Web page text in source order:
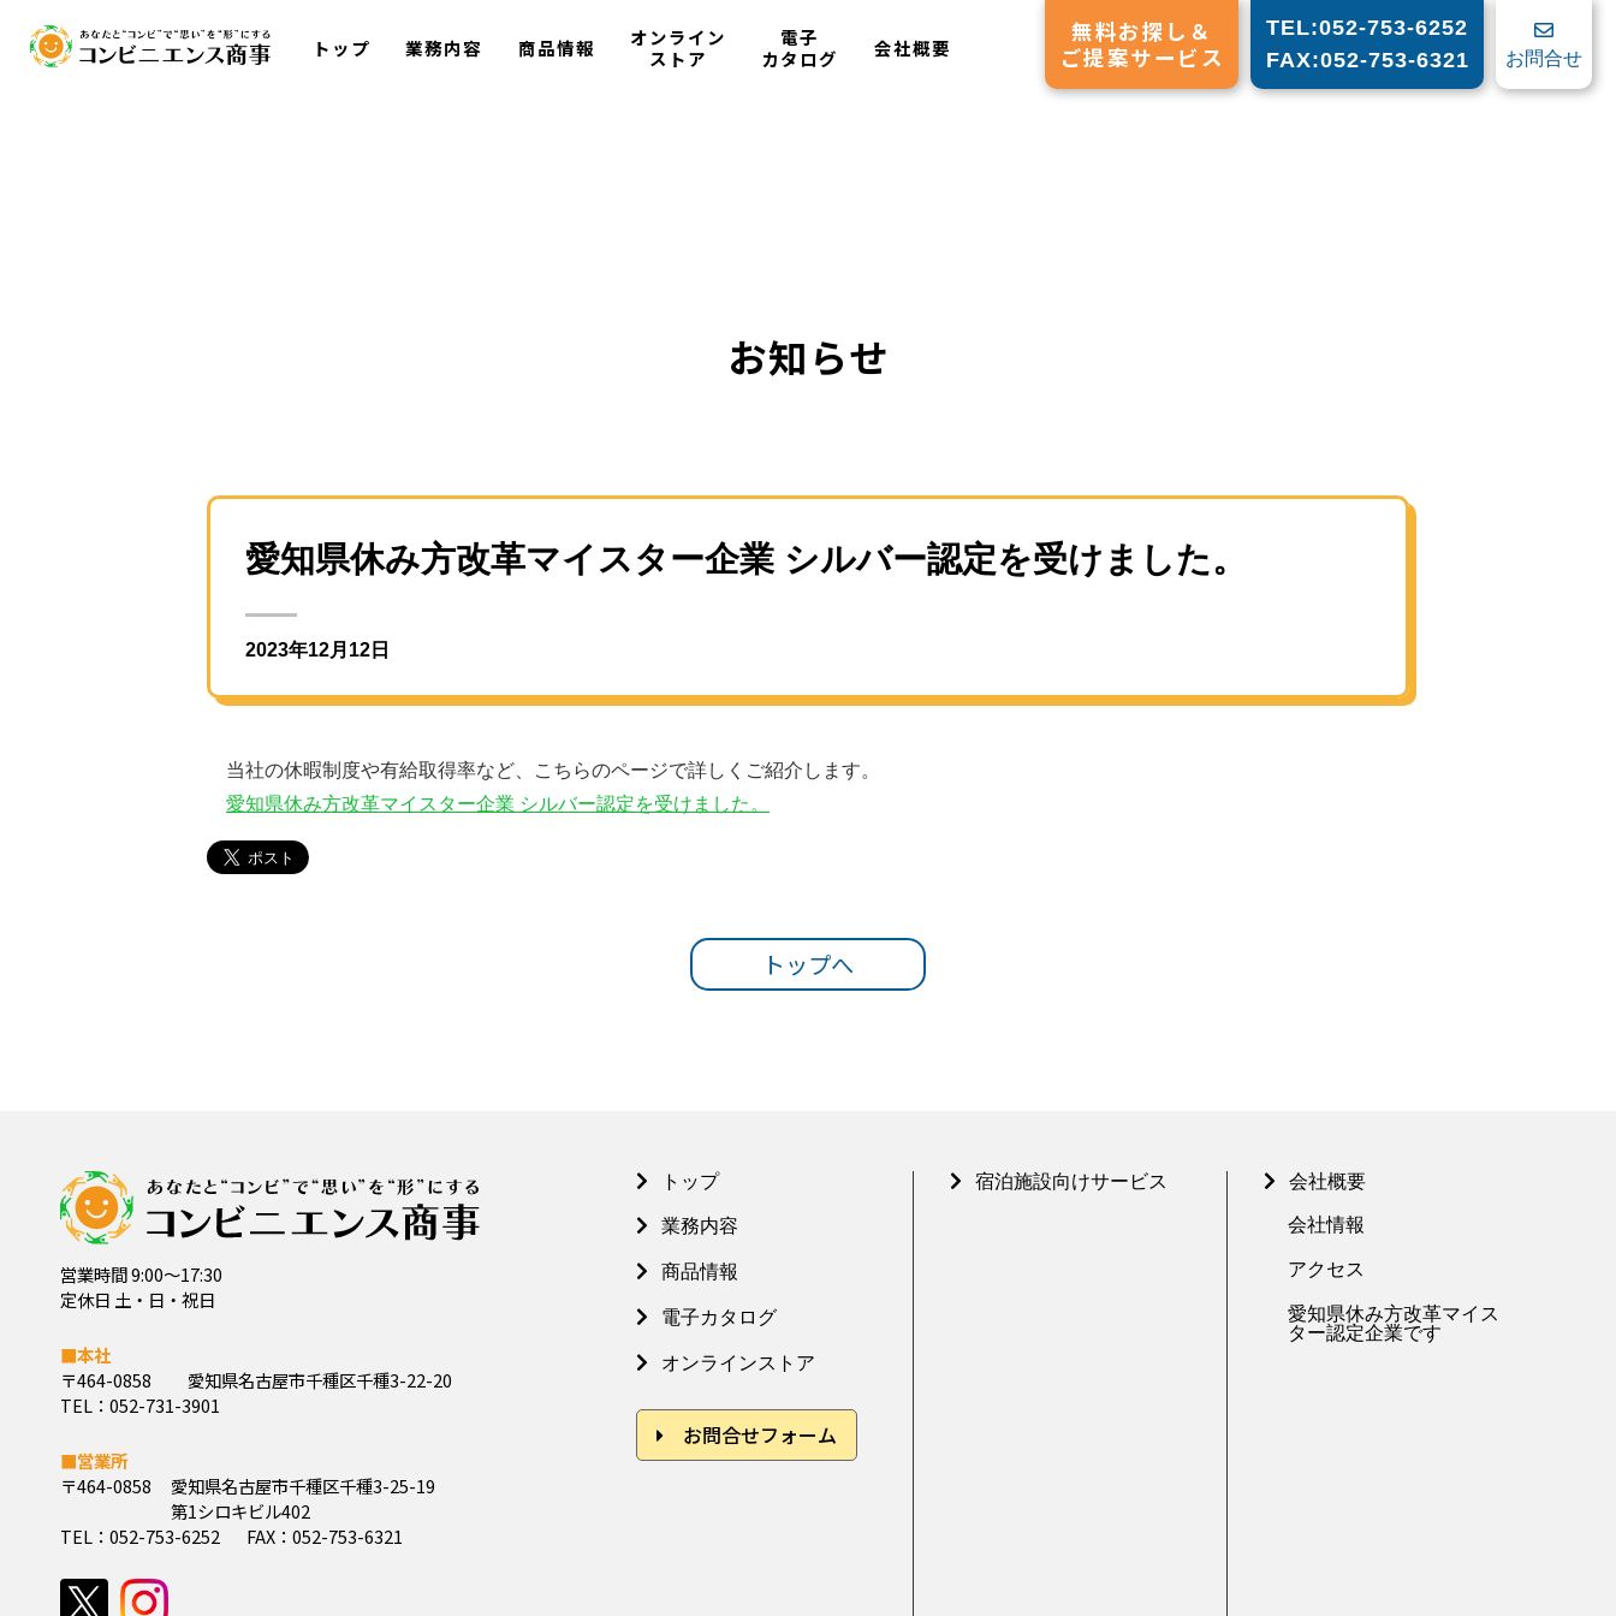
トップ 業務内容 商品情報
オンライン
ストア
電子
カタログ
会社概要
無料お探し＆
ご提案サービス
TEL:052-753-6252
FAX:052-753-6321
お問合せ
お知らせ
愛知県休み方改革マイスター企業 シルバー認定を受けました。
2023年12月12日
当社の休暇制度や有給取得率など、こちらのページで詳しくご紹介します。
愛知県休み方改革マイスター企業 シルバー認定を受けました。
トップへ
営業時間 9:00～17:30
定休日 土・日・祝日
■本社
〒464-0858
愛知県名古屋市千種区千種3-22-20
TEL：052-731-3901
■営業所
〒464-0858
愛知県名古屋市千種区千種3-25-19
第1シロキビル402
TEL：052-753-6252
FAX：052-753-6321
トップ
業務内容
商品情報
電子カタログ
オンラインストア
お問合せフォーム
宿泊施設向けサービス 会社概要
会社情報
アクセス
愛知県休み方改革マイス
ター認定企業です